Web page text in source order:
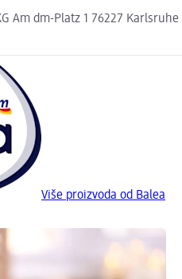
Am dm-Platz 1 76227 Karlsruhe
Više proizvoda od Balea